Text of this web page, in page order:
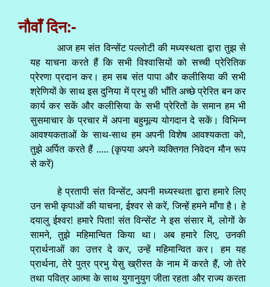
नौवाँ दिन:-
आज हम संत विन्सेंट पल्लोटी की मध्यस्थता द्वारा तुझ से
यह याचना करते हैं कि सभी विश्वासियों को सच्ची प्रेरितिक
प्रेरणा प्रदान कर। हम सब संत पापा और कलीसिया की सभी
श्रेणियों के साथ इस दुनिया में प्रभु की भाँति अच्छे प्रेरित बन कर
कार्य कर सकें और कलीसिया के सभी प्रेरितों के समान हम भी
सुसमाचार के प्रचार में अपना बहुमूल्य योगदान दे सकें। विभिन्न
आवश्यकताओं के साथ-साथ हम अपनी विशेष आवश्यकता को,
तुझे अर्पित करते हैं ..... (कृपया अपने व्यक्तिगत निवेदन मौन रूप
से करें)
हे प्रतापी संत विन्सेंट, अपनी मध्यस्थता द्वारा हमारे लिए
उन सभी कृपाओं की याचना, ईश्वर से करें, जिन्हें हमने माँगा है। हे
दयालु ईश्वर! हमारे पिता! संत विन्सेंट ने इस संसार में, लोगों के
सामने, तुझे महिमान्वित किया था। अब हमारे लिए, उनकी
प्रार्थनाओं का उत्तर दे कर, उन्हें महिमान्वित कर। हम यह
प्रार्थना, तेरे पुत्र प्रभु येसु ख्रीस्त के नाम में करते हैं, जो तेरे
तथा पवित्र आत्मा के साथ युगानुयुग जीता रहता और राज्य करता